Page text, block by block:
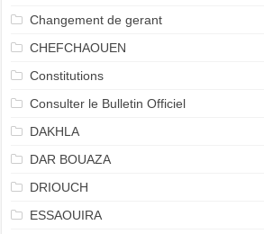
Changement de gerant
CHEFCHAOUEN
Constitutions
Consulter le Bulletin Officiel
DAKHLA
DAR BOUAZA
DRIOUCH
ESSAOUIRA